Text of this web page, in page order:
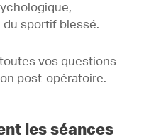
sportif blessé.
vos questions
post-opératoire.
les séances